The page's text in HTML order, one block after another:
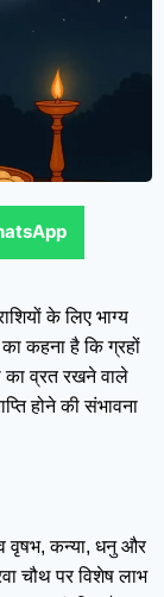
के लिए भाग्य
कहना है कि ग्रहों
का व्रत रखने वाले
होने की संभावना
वृषभ, कन्या, धनु और
चौथ पर विशेष लाभ